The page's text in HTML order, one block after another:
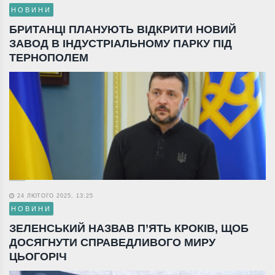
НОВИНИ
БРИТАНЦІ ПЛАНУЮТЬ ВІДКРИТИ НОВИЙ
ЗАВОД В ІНДУСТРІАЛЬНОМУ ПАРКУ ПІД
ТЕРНОПОЛЕМ
24 ЛЮТОГО 2025, 13:25
НОВИНИ
ЗЕЛЕНСЬКИЙ НАЗВАВ П’ЯТЬ КРОКІВ, ЩОБ
ДОСЯГНУТИ СПРАВЕДЛИВОГО МИРУ
ЦЬОГОРІЧ